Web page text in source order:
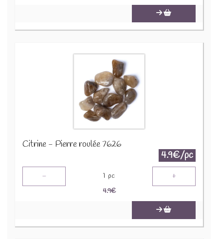
Citrine - Pierre roulée 7626
4.9€/pc
- 1 pc +
4.9€